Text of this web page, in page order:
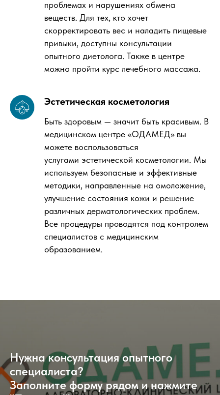
проблемах и нарушениях обмена
веществ. Для тех, кто хочет
скорректировать вес и наладить пищевые
привыки, доступны консультации
опытного диетолога. Также в центре
можно пройти курс лечебного массажа.
Эстетическая косметология
Быть здоровым — значит быть красивым. В
медицинском центре «ОДАМЕД» вы
можете воспользоваться
услугами эстетической косметологии. Мы
используем безопасные и эффективные
методики, направленные на омоложение,
улучшение состояния кожи и решение
различных дерматологических проблем.
Все процедуры проводятся под контролем
специалистов с медицинским
образованием.
Нужна консультация опытного
специалиста?
Заполните форму рядом и нажмите